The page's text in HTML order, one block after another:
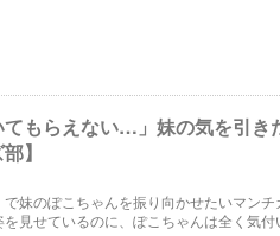
てもらえない…」妹の気を引
】
妹のぽこちゃんを振り向かせたいマン
見せているのに、ぽこちゃんは全く気付